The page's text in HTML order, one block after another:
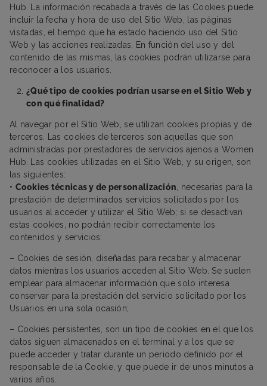
Hub. La información recabada a través de las Cookies puede
incluir la fecha y hora de uso del Sitio Web, las páginas
visitadas, el tiempo que ha estado haciendo uso del Sitio
Web y las acciones realizadas. En función del uso y del
contenido de las mismas, las cookies podrán utilizarse para
reconocer a los usuarios.
¿Qué tipo de cookies podrían usarse en el Sitio Web y
con qué finalidad?
Al navegar por el Sitio Web, se utilizan cookies propias y de
terceros. Las cookies de terceros son aquellas que son
administradas por prestadores de servicios ajenos a Women
Hub. Las cookies utilizadas en el Sitio Web, y su origen, son
las siguientes:
• Cookies técnicas y de personalización , necesarias para la
prestación de determinados servicios solicitados por los
usuarios al acceder y utilizar el Sitio Web; si se desactivan
estas cookies, no podrán recibir correctamente los
contenidos y servicios:
– Cookies de sesión, diseñadas para recabar y almacenar
datos mientras los usuarios acceden al Sitio Web. Se suelen
emplear para almacenar información que solo interesa
conservar para la prestación del servicio solicitado por los
Usuarios en una sola ocasión;
– Cookies persistentes, son un tipo de cookies en el que los
datos siguen almacenados en el terminal y a los que se
puede acceder y tratar durante un periodo definido por el
responsable de la Cookie, y que puede ir de unos minutos a
varios años.